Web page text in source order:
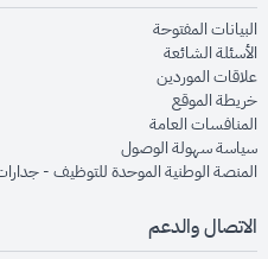
البيانات المفتوحةopens in new window
الأسئلة الشائعةopens in new window
علاقات الموردينopens in new window
خريطة الموقعopens in new window
المنافسات العامةopens in new window
سياسة سهولة الوصولin new window
المنصة الوطنية الموحدة للتوظيف -
الاتصال والدعم